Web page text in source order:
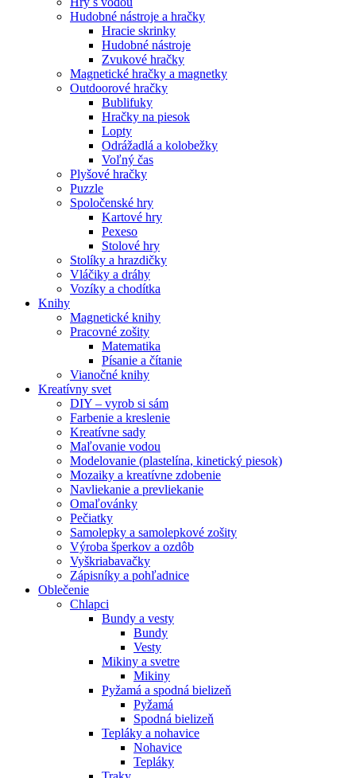
Hudobné nástroje a hračky
Hracie skrinky
Hudobné nástroje
Zvukové hračky
Magnetické hračky a magnetky
Outdoorové hračky
Bublifuky
Hračky na piesok
Lopty
Odrážadlá a kolobežky
Voľný čas
Plyšové hračky
Puzzle
Spoločenské hry
Kartové hry
Pexeso
Stolové hry
Stolíky a hrazdičky
Vláčiky a dráhy
Vozíky a chodítka
Knihy
Magnetické knihy
Pracovné zošity
Matematika
Písanie a čítanie
Vianočné knihy
Kreatívny svet
DIY – vyrob si sám
Farbenie a kreslenie
Kreatívne sady
Maľovanie vodou
Modelovanie (plastelína, kinetický piesok)
Mozaiky a kreatívne zdobenie
Navliekanie a prevliekanie
Omaľovánky
Pečiatky
Samolepky a samolepkové zošity
Výroba šperkov a ozdôb
Vyškriabavačky
Zápisníky a pohľadnice
Oblečenie
Chlapci
Bundy a vesty
Bundy
Vesty
Mikiny a svetre
Mikiny
Pyžamá a spodná bielizeň
Pyžamá
Spodná bielizeň
Tepláky a nohavice
Nohavice
Tepláky